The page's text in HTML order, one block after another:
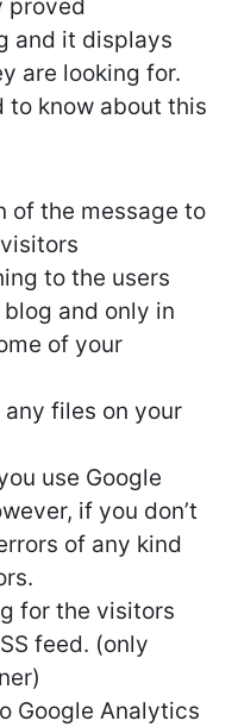
proved
and it displays
are looking for.
to know about this
of the message to
to the users
and only in
of your
any files on your
use Google
if you don’t
of any kind
for the visitors
feed. (only
Google Analytics